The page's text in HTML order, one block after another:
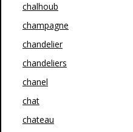
chalhoub
champagne
chandelier
chandeliers
chanel
chat
chateau